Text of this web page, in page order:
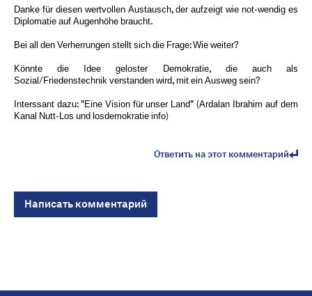
Danke für diesen wertvollen Austausch, der aufzeigt wie not-wendig es
Diplomatie auf Augenhöhe braucht.
Bei all den Verherrungen stellt sich die Frage: Wie weiter?
Könnte die Idee geloster Demokratie, die auch als
Sozial/Friedenstechnik verstanden wird, mit ein Ausweg sein?
Interssant dazu: "Eine Vision für unser Land" (Ardalan Ibrahim auf dem
Kanal Nutt-Los und losdemokratie info)
Ответить на этот комментарий
Написать комментарий